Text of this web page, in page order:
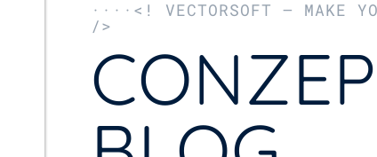
····<! VECTORSOFT – MAKE
/>